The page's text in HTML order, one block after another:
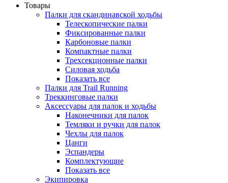
Товары
Палки для скандинавской ходьбы
Телескопические палки
Фиксированные палки
Карбоновые палки
Компактные палки
Трехсекционные палки
Силовая ходьба
Показать все
Палки для Trail Running
Треккинговые палки
Аксессуары для палок и ходьбы
Наконечники для палок
Темляки и ручки для палок
Чехлы для палок
Цанги
Эспандеры
Комплектующие
Показать все
Экипировка